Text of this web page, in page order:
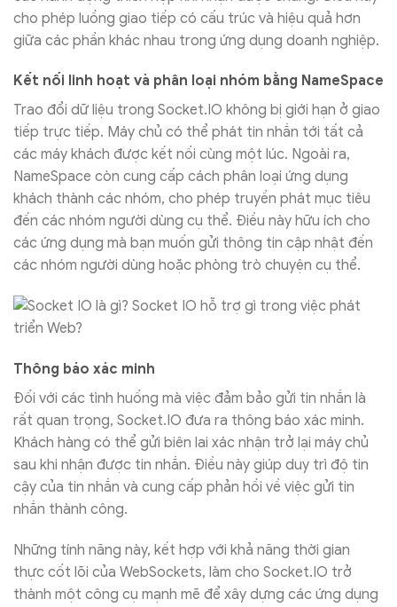
cho phép luồng giao tiếp có cấu trúc và hiệu quả hơn
giữa các phần khác nhau trong ứng dụng doanh nghiệp.
Kết nối linh hoạt và phân loại nhóm bằng NameSpace
Trao đổi dữ liệu trong Socket.IO không bị giới hạn ở giao
tiếp trực tiếp. Máy chủ có thể phát tin nhắn tới tất cả
các máy khách được kết nối cùng một lúc. Ngoài ra,
NameSpace còn cung cấp cách phân loại ứng dụng
khách thành các nhóm, cho phép truyền phát mục tiêu
đến các nhóm người dùng cụ thể. Điều này hữu ích cho
các ứng dụng mà bạn muốn gửi thông tin cập nhật đến
các nhóm người dùng hoặc phòng trò chuyện cụ thể.
Thông báo xác minh
Đối với các tình huống mà việc đảm bảo gửi tin nhắn là
rất quan trọng, Socket.IO đưa ra thông báo xác minh.
Khách hàng có thể gửi biên lai xác nhận trở lại máy chủ
sau khi nhận được tin nhắn. Điều này giúp duy trì độ tin
cậy của tin nhắn và cung cấp phản hồi về việc gửi tin
nhắn thành công.
Những tính năng này, kết hợp với khả năng thời gian
thực cốt lõi của WebSockets, làm cho Socket.IO trở
thành một công cụ mạnh mẽ để xây dựng các ứng dụng